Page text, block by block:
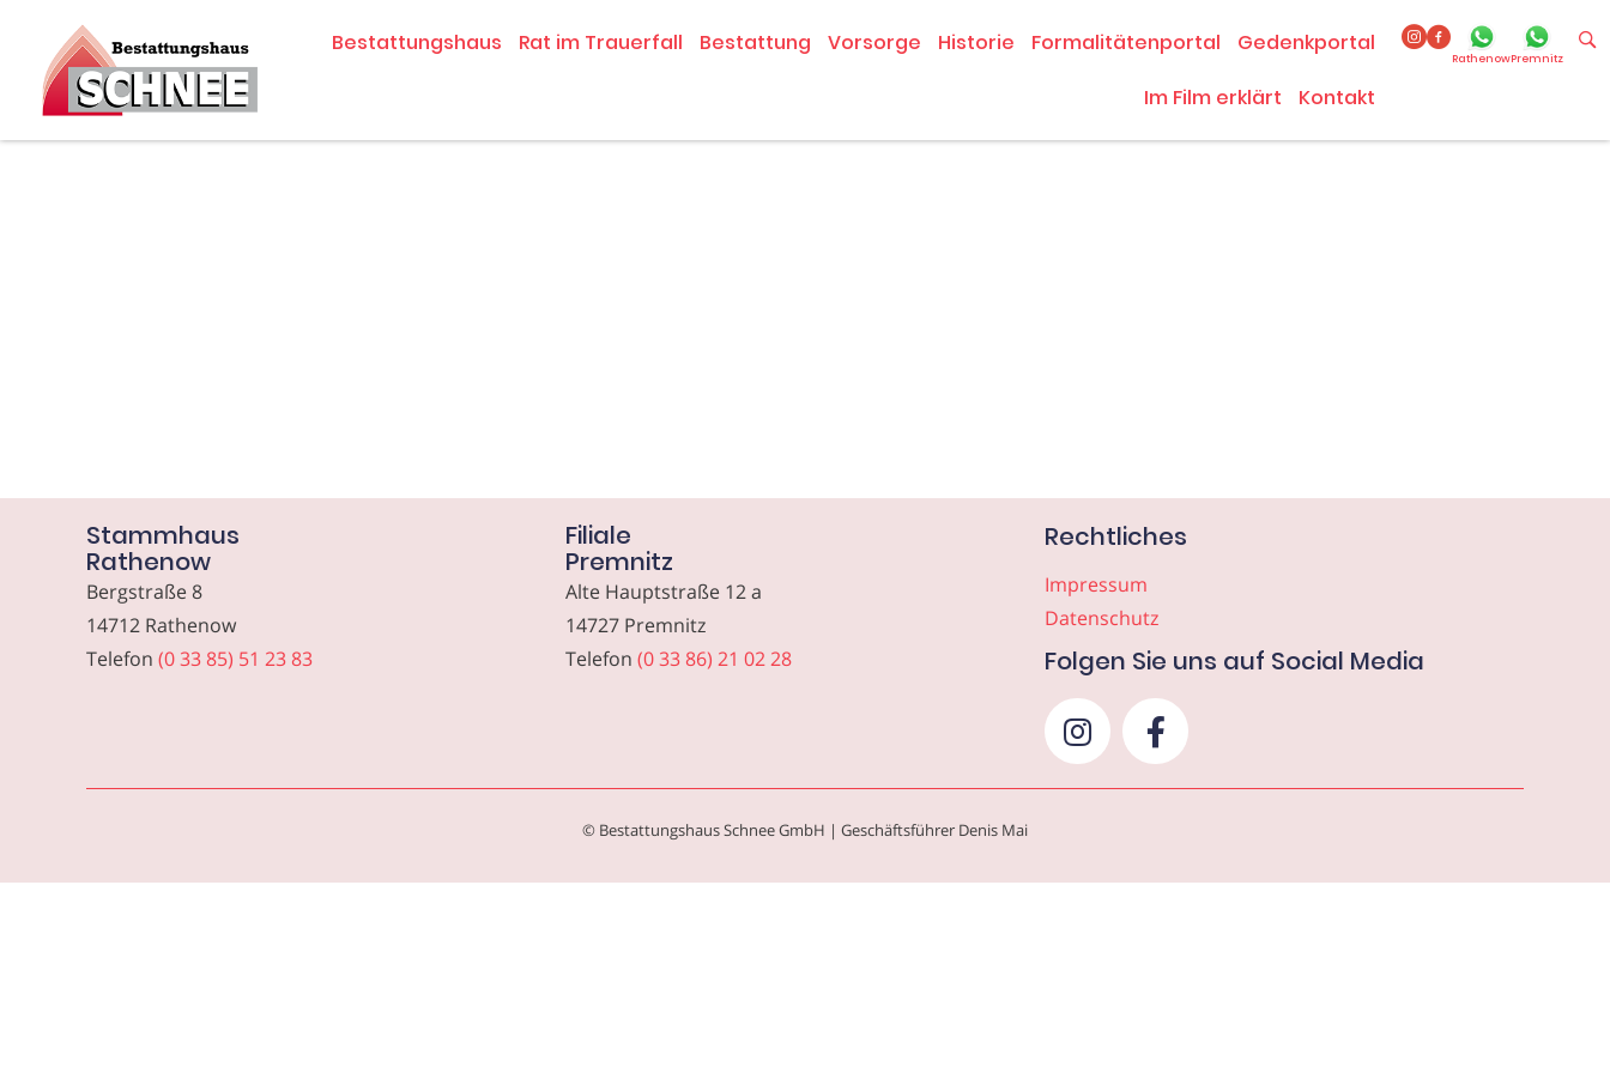
springen
Bestattungshaus Rat im Trauerfall Bestattung Vorsorge Historie Formalitätenportal
Gedenkportal
Im Film erklärt
Kontakt
RathenowPremnitz
Stammhaus
Rathenow
Bergstraße 8
14712 Rathenow
Telefon (0 33 85) 51 23 83
Filiale
Premnitz
Alte Hauptstraße 12 a
14727 Premnitz
Telefon (0 33 86) 21 02 28
Rechtliches
Impressum
Datenschutz
Folgen Sie uns auf Social Media
© Bestattungshaus Schnee GmbH | Geschäftsführer Denis Mai